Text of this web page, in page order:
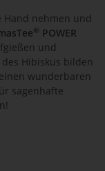
Hand nehmen und
® POWER
und
Hibiskus bilden
wunderbaren
sagenhafte